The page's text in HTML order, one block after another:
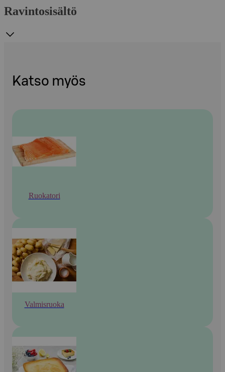
Ravintosisältö
Katso myös
Ruokatori
Valmisruoka